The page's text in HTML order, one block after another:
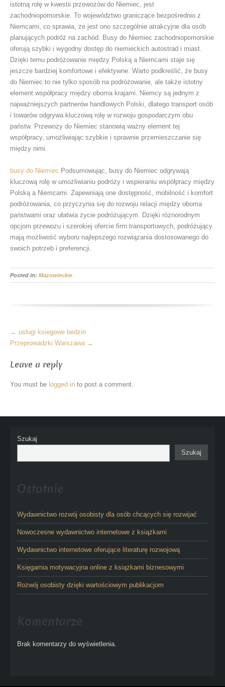
istotną rolę w kwestii przewozów do Niemiec, jest
zachodniopomorskie. To województwo graniczące bezpośrednio z
Niemcami, co sprawia, że jest ono szczególnie atrakcyjne dla osób
planujących podróż na zachód. Busy do Niemiec zachodniopomorskie
oferują szybki i wygodny dostęp do niemieckich autostrad i miast.
Dzięki temu podróżowanie między Polską a Niemcami staje się
jeszcze bardziej komfortowe i efektywne. Warto podkreślić, że busy
do Niemiec to nie tylko sposób na podróżowanie, ale także istotny
element współpracy między oboma krajami. Niemcy są jednym z
najważniejszych partnerów handlowych Polski, dlatego transport osób
i towarów odgrywa kluczową rolę w rozwoju gospodarczym obu
państw. Przewozy do Niemiec stanowią ważny element tej
współpracy, umożliwiając szybkie i sprawnie przemieszczanie się
między nimi.
busy do Niemiec Podsumowując, busy do Niemiec odgrywają
kluczową rolę w umożliwianiu podróży i wspieraniu współpracy między
Polską a Niemcami. Zapewniają one dostępność, mobilność i komfort
podróżowania, co przyczynia się do rozwoju relacji między oboma
państwami oraz ułatwia życie podróżującym. Dzięki różnorodnym
opcjom przewozu i szerokiej ofercie firm transportowych, podróżujący
mają możliwość wyboru najlepszego rozwiązania dostosowanego do
swoich potrzeb i preferencji.
Posted in: Mazowieckie
More
Articles
← usługi ksiegowe bedzin
Przeprowadzki Warszawa →
Leave a reply
You must be logged in to post a comment.
Szukaj
Szukaj
Ostatnie
Wydawnictwo rozwój osobisty dla osób chcących się rozwijać
Nowoczesne wydawnictwo internetowe z książkami
Wydawnictwo internetowe oferujące literaturę rozwojową
Księgarnia motywacyjna online z książkami biznesowymi
Rozwój osobisty dzięki wartościowym publikacjom
Komentarze
Brak komentarzy do wyświetlenia.